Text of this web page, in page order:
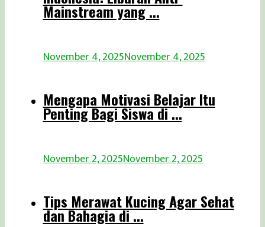
Mainstream yang ...
November 4, 2025November 4, 2025
Mengapa Motivasi Belajar Itu
Penting Bagi Siswa di ...
November 2, 2025November 2, 2025
Tips Merawat Kucing Agar Sehat
dan Bahagia di ...